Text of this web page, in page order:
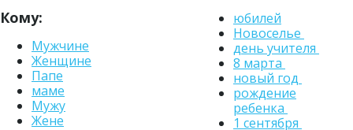
Кому:
Мужчине
Женщине
Папе
маме
Мужу
Жене
юбилей
Новоселье
день учителя
8 марта
новый год
рождение
ребенка
1 сентября